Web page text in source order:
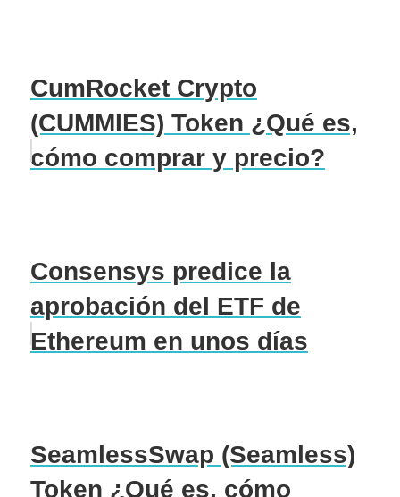
CumRocket Crypto
(CUMMIES) Token ¿Qué es,
cómo comprar y precio?
Consensys predice la
aprobación del ETF de
Ethereum en unos días
SeamlessSwap (Seamless)
Token ¿Qué es, cómo